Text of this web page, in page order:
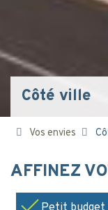
Côté ville
Vos envies
AFFINEZ